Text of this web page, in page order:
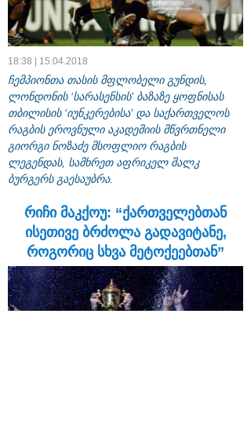
18:38 | 15.04.2018
ჩემპიონთა თასის მფლობელი გუნდის,
ლონდონის ‘სარასენსის’ ბაზაზე ყოფნისას
თბილისის ‘იუნკერებისა’ და საქართველოს
რაგბის ეროვნული აკადემიის მწვრთნელი
გიორგი ნოზაძე მსოფლიო რაგბის
ლეგენდას, სამხრეთ აფრიკელ შალკ
ბურგერს გაესაუბრა.
რიჩი მაკქოუ: “ქართველებთან
ისეთივე ბრძოლა გადავიტანე,
როგორიც სხვა მეტოქეებთან”